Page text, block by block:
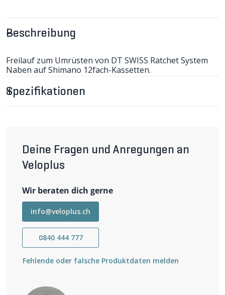
Beschreibung
Freilauf zum Umrüsten von DT SWISS Ratchet System
Naben auf Shimano 12fach-Kassetten.
Verwendbar für 12 x 142mm und Boost 12 x 148mm
Naben, die Einbaubreite bleibt unverändert.
Für den Wechsel des Freilaufs wird kein Werkzeug
benötigt (s. Maintenance Video).
Spezifikationen
Deine Fragen und Anregungen an
Veloplus
Wir beraten dich gerne
info@veloplus.ch
0840 444 777
Fehlende oder falsche Produktdaten melden